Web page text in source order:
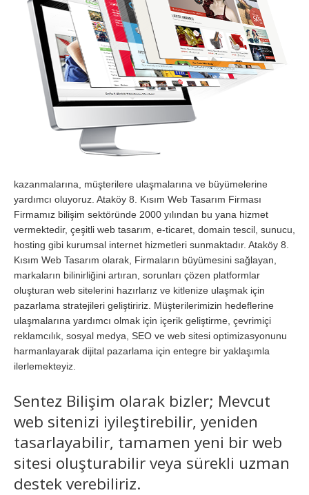
kazanmalarına, müşterilere ulaşmalarına ve büyümelerine
yardımcı oluyoruz. Ataköy 8. Kısım Web Tasarım Firması
Firmamız bilişim sektöründe 2000 yılından bu yana hizmet
vermektedir, çeşitli web tasarım, e-ticaret, domain tescil, sunucu,
hosting gibi kurumsal internet hizmetleri sunmaktadır. Ataköy 8.
Kısım Web Tasarım olarak, Firmaların büyümesini sağlayan,
markaların bilinirliğini artıran, sorunları çözen platformlar
oluşturan web sitelerini hazırlarız ve kitlenize ulaşmak için
pazarlama stratejileri geliştiririz. Müşterilerimizin hedeflerine
ulaşmalarına yardımcı olmak için içerik geliştirme, çevrimiçi
reklamcılık, sosyal medya, SEO ve web sitesi optimizasyonunu
harmanlayarak dijital pazarlama için entegre bir yaklaşımla
ilerlemekteyiz.
Sentez Bilişim olarak bizler; Mevcut
web sitenizi iyileştirebilir, yeniden
tasarlayabilir, tamamen yeni bir web
sitesi oluşturabilir veya sürekli uzman
destek verebiliriz.